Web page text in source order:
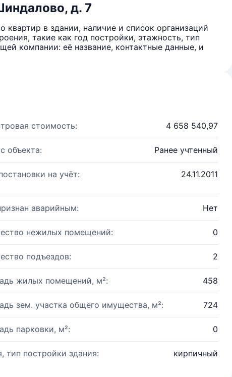
д. 7
в здании, наличие и список организаций
такие как год постройки, этажность, тип
компании: её название, контактные данные, и
стоимость: 4 658 540,97
объекта: Ранее учтенный
на учёт: 24.11.2011
аварийным: Нет
нежилых помещений: 0
подъездов: 2
жилых помещений, м²: 458
зем. участка общего имущества, м²: 724
парковки, м²: 0
тип постройки здания: кирпичный